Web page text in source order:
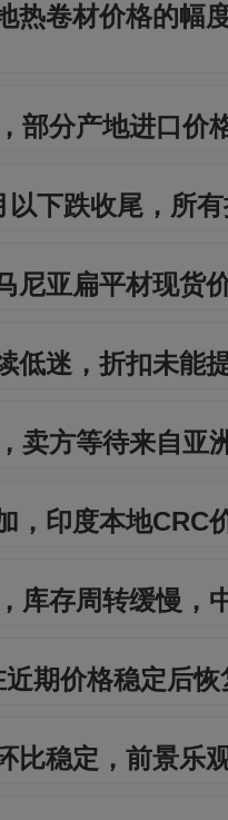
热卷材价格的幅
部分产地进口价
下跌收尾，所
尼亚扁平材现货
低迷，折扣未能
卖方等待来自亚
，印度本地CRC
库存周转缓慢，
期价格稳定后恢
比稳定，前景乐